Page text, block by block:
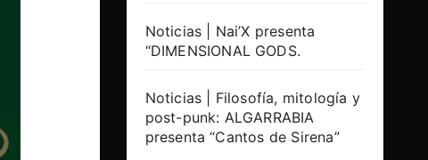
Noticias | Nai’X presenta
“DIMENSIONAL GODS.
Noticias | Filosofía, mitología y
post-punk: ALGARRABIA
presenta “Cantos de Sirena”